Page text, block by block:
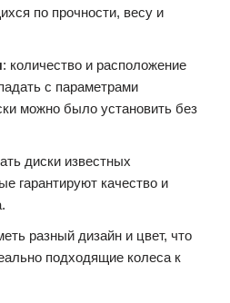
по прочности, весу и
: количество и расположение
с параметрами
можно было установить без
диски известных
гарантируют качество и
разный дизайн и цвет, что
подходящие колеса к